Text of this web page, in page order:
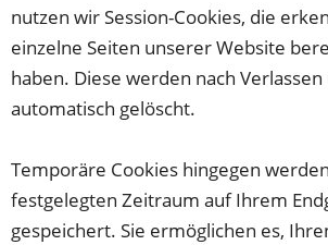
nutzen wir Session-Cookies, die
einzelne Seiten unserer Website
haben. Diese werden nach
automatisch gelöscht.
Temporäre Cookies hingegen
festgelegten Zeitraum auf Ihrem
gespeichert. Sie ermöglichen es,